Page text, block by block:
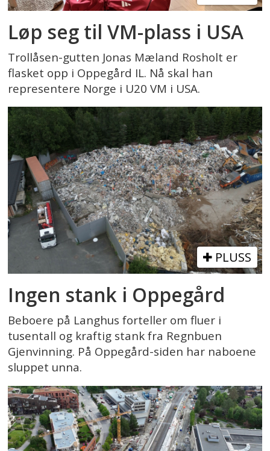
Løp seg til VM-plass i USA
Trollåsen-gutten Jonas Mæland Rosholt er
flasket opp i Oppegård IL. Nå skal han
representere Norge i U20 VM i USA.
PLUSS
Ingen stank i Oppegård
Beboere på Langhus forteller om fluer i
tusentall og kraftig stank fra Regnbuen
Gjenvinning. På Oppegård-siden har naboene
sluppet unna.